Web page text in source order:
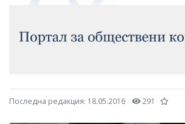
Последна редакция: 18.05.2016 291